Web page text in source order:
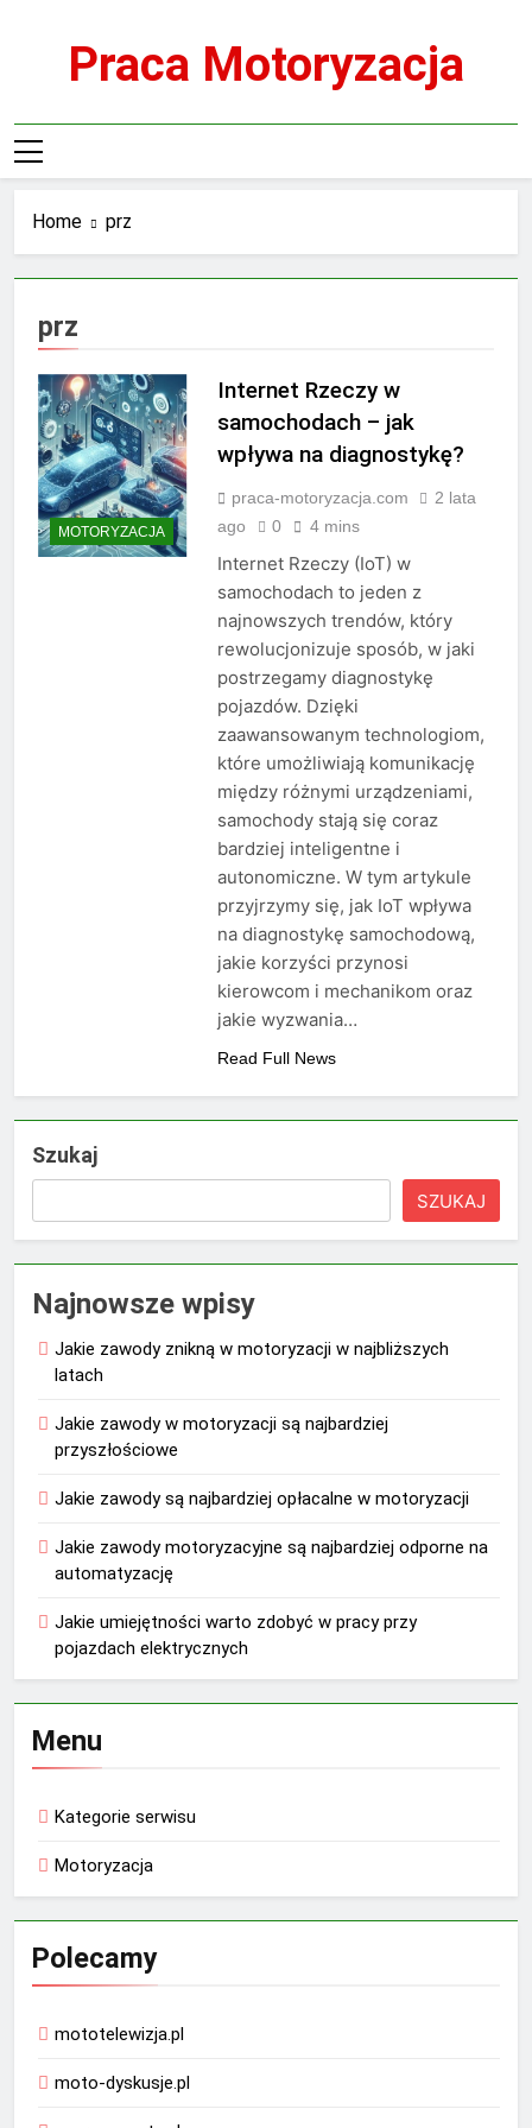
Praca Motoryzacja
Home prz
prz
MOTORYZACJA
Internet Rzeczy w
samochodach – jak
wpływa na diagnostykę?
praca-motoryzacja.com
2 lata
ago
0 4 mins
Internet Rzeczy (IoT) w
samochodach to jeden z
najnowszych trendów, który
rewolucjonizuje sposób, w jaki
postrzegamy diagnostykę
pojazdów. Dzięki
zaawansowanym technologiom,
które umożliwiają komunikację
między różnymi urządzeniami,
samochody stają się coraz
bardziej inteligentne i
autonomiczne. W tym artykule
przyjrzymy się, jak IoT wpływa
na diagnostykę samochodową,
jakie korzyści przynosi
kierowcom i mechanikom oraz
jakie wyzwania…
Read Full News
Szukaj
SZUKAJ
Najnowsze wpisy
Jakie zawody znikną w motoryzacji w najbliższych
latach
Jakie zawody w motoryzacji są najbardziej
przyszłościowe
Jakie zawody są najbardziej opłacalne w motoryzacji
Jakie zawody motoryzacyjne są najbardziej odporne na
automatyzację
Jakie umiejętności warto zdobyć w pracy przy
pojazdach elektrycznych
Menu
Kategorie serwisu
Motoryzacja
Polecamy
mototelewizja.pl
moto-dyskusje.pl